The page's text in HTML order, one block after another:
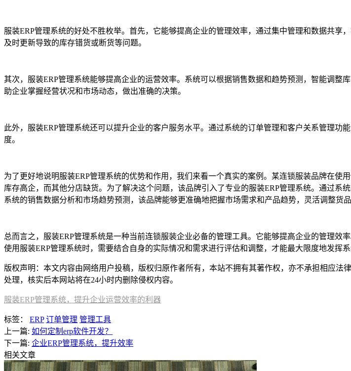
服装ERP管理系统的好处不胜枚举。首先，它能够提高企业的管理效率，通过集中管理和数据共
及时更新导致的库存错货或断货等问题。
其次，服装ERP管理系统能够提高企业的运营效率。系统可以根据销售数据和趋势预测，智能调
助企业掌握经营状况和市场动态，做出准确的决策。
此外，服装ERP管理系统还可以提升企业的客户服务水平。通过系统的订单管理和客户关系管理
度。
为了更好地说明服装ERP管理系统的优势和作用，我们来看一个真实的案例。某连锁服装品牌在
库存高企，而其他分店缺货。为了解决这个问题，该品牌引入了专业的服装ERP管理系统。通过
系统的销售数据分析和市场趋势预测，该品牌能够更准确地把握市场需求和产品趋势，灵活调整货
总而言之，服装ERP管理系统是一种当前连锁服装企业必备的管理工具。它能够提高企业的管理
使用服装ERP管理系统时，需要结合自身的实际情况和需求进行评估和调整，才能最大限度地发挥系
版权声明：本文内容由网络用户投稿，版权归原作者所有，本站不拥有其著作权，亦不承担相应法
处理，核实后本网站将在24小时内删除侵权内容。
服装ERP管理系统，提升企业运营效率的利器
标签： ERP 订单管理 管理工具
上一篇: 如何定制erp软件开发？
下一篇: 企业ERP管理系统，提升效率
相关文章